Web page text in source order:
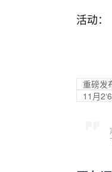
活动：
重磅发
11月